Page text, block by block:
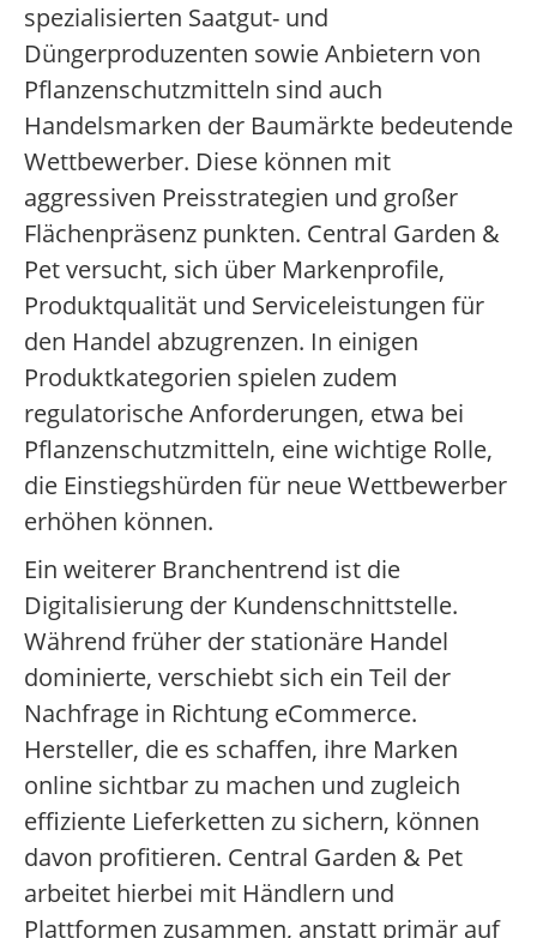
spezialisierten Saatgut- und
Düngerproduzenten sowie Anbietern von
Pflanzenschutzmitteln sind auch
Handelsmarken der Baumärkte bedeutende
Wettbewerber. Diese können mit
aggressiven Preisstrategien und großer
Flächenpräsenz punkten. Central Garden &
Pet versucht, sich über Markenprofile,
Produktqualität und Serviceleistungen für
den Handel abzugrenzen. In einigen
Produktkategorien spielen zudem
regulatorische Anforderungen, etwa bei
Pflanzenschutzmitteln, eine wichtige Rolle,
die Einstiegshürden für neue Wettbewerber
erhöhen können.
Ein weiterer Branchentrend ist die
Digitalisierung der Kundenschnittstelle.
Während früher der stationäre Handel
dominierte, verschiebt sich ein Teil der
Nachfrage in Richtung eCommerce.
Hersteller, die es schaffen, ihre Marken
online sichtbar zu machen und zugleich
effiziente Lieferketten zu sichern, können
davon profitieren. Central Garden & Pet
arbeitet hierbei mit Händlern und
Plattformen zusammen, anstatt primär auf